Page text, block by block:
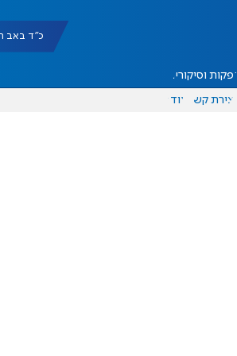
כ"ד באב תשפ"ו
הפקות וסיקורים
יצירת קשר עוד